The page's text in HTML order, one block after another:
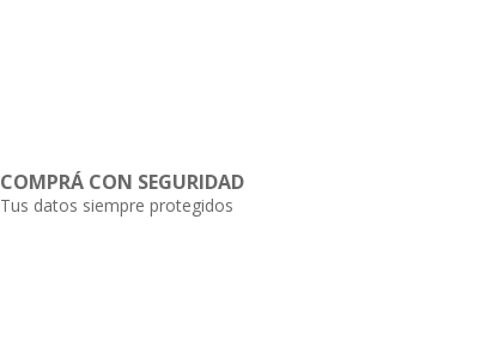
COMPRÁ CON SEGURIDAD
Tus datos siempre protegidos